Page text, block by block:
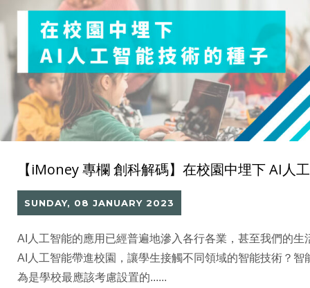
【iMoney 專欄 創科解碼】在校園中埋下 AI人
SUNDAY, 08 JANUARY 2023
AI人工智能的應用已經普遍地滲入各行各業，甚至我們的生
AI人工智能帶進校園，讓學生接觸不同領域的智能技術？智
為是學校最應該考慮設置的......